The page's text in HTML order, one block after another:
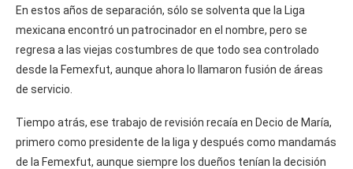
En estos años de separación, sólo se solventa que la Liga
mexicana encontró un patrocinador en el nombre, pero se
regresa a las viejas costumbres de que todo sea controlado
desde la Femexfut, aunque ahora lo llamaron fusión de áreas
de servicio.
Tiempo atrás, ese trabajo de revisión recaía en Decio de María,
primero como presidente de la liga y después como mandamás
de la Femexfut, aunque siempre los dueños tenían la decisión